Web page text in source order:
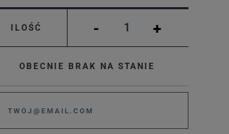
ILOŚĆ - +
OBECNIE BRAK NA STANIE